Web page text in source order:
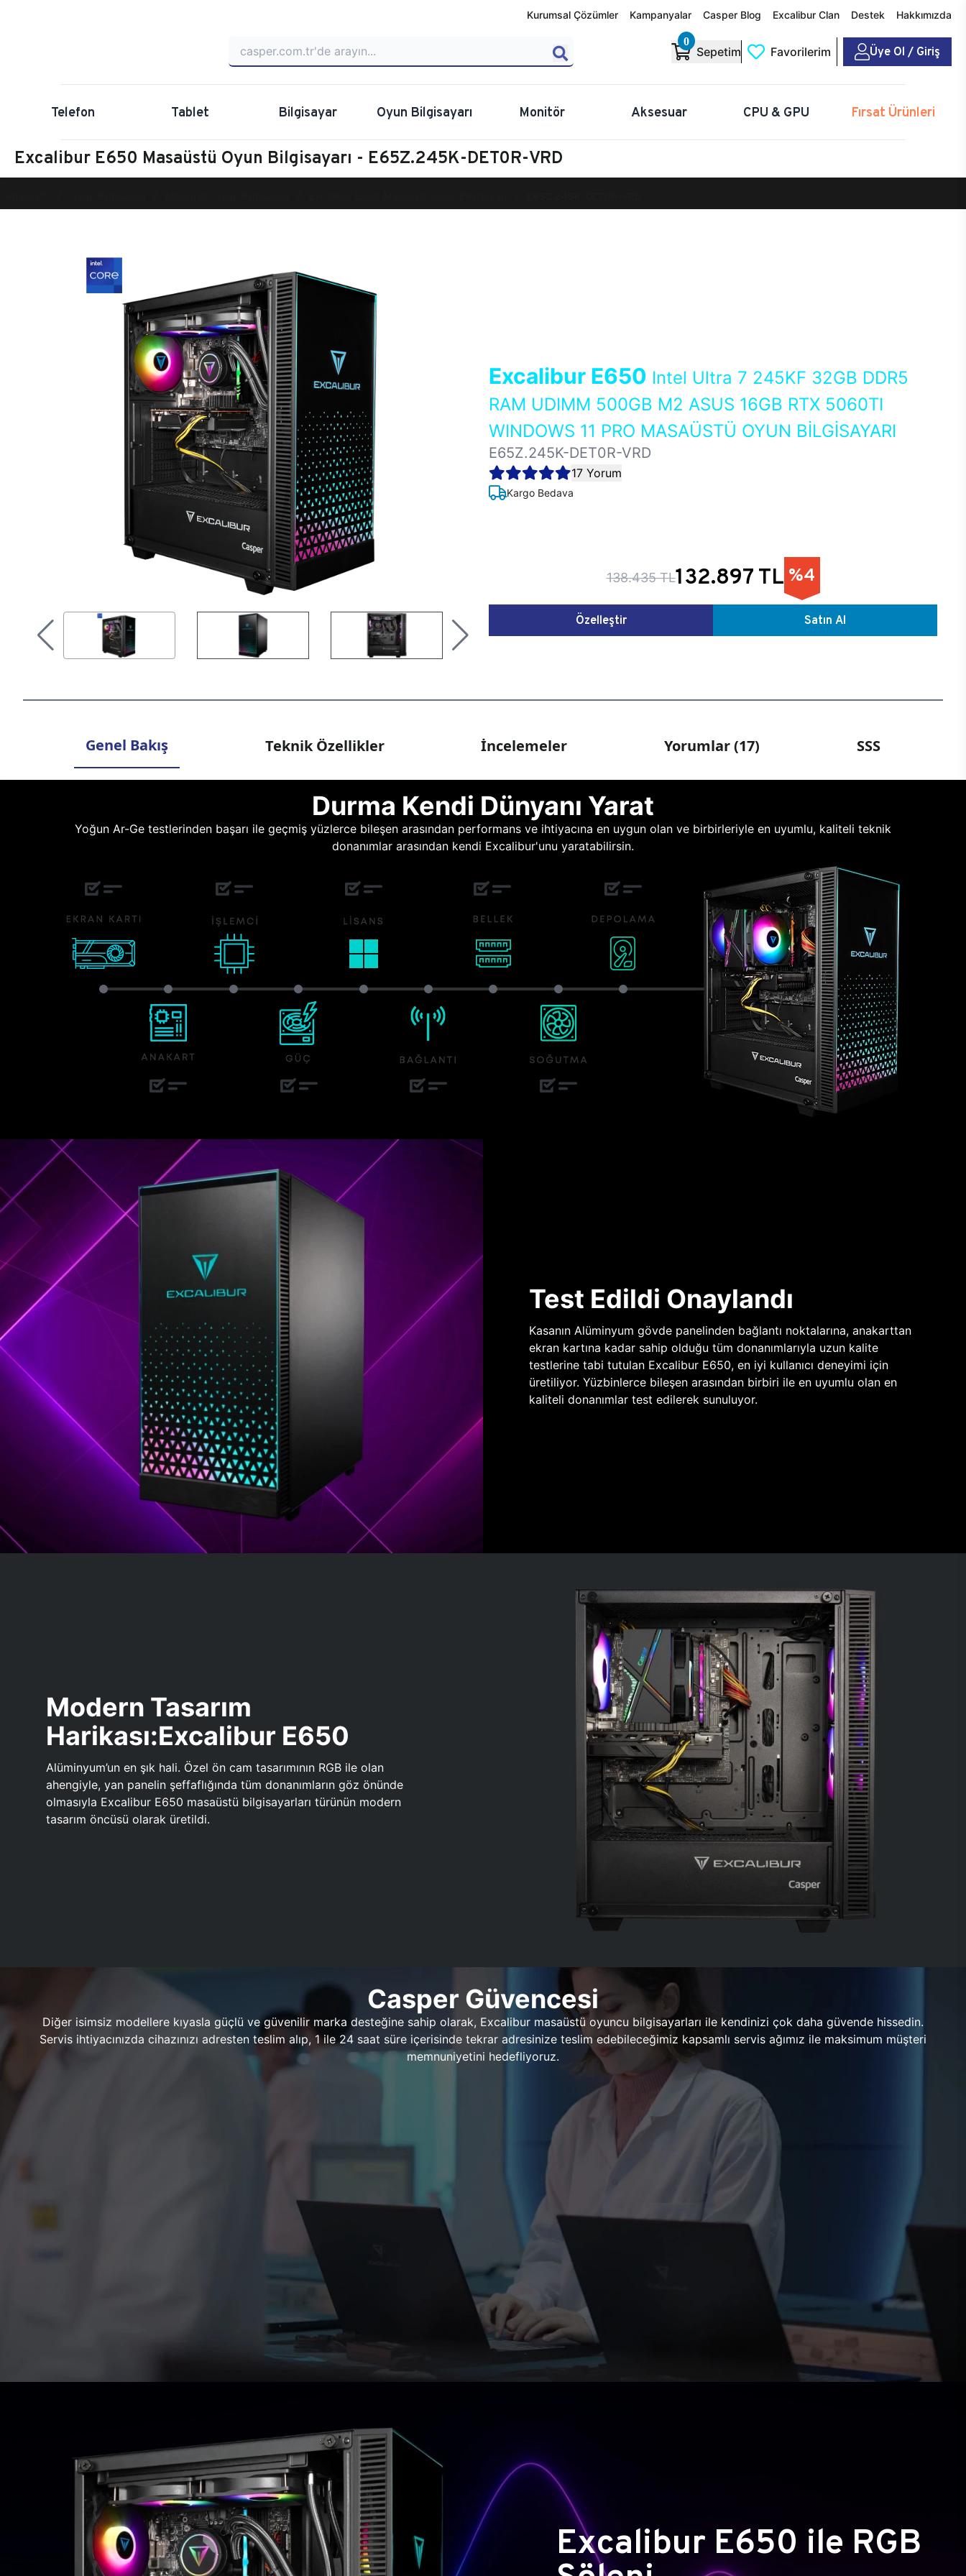
Kurumsal Çözümler Kampanyalar Casper Blog Excalibur Clan Destek Hakkımızda
0
Sepetim Favorilerim Üye Ol / Giriş
Telefon Tablet Bilgisayar Oyun Bilgisayarı Monitör Aksesuar CPU & GPU Fırsat Ürünleri
Excalibur E650 Masaüstü Oyun Bilgisayarı - E65Z.245K-DET0R-VRD
Excalibur E650 Intel Ultra 7 245KF 32GB DDR5
RAM UDIMM 500GB M2 ASUS 16GB RTX 5060TI
WINDOWS 11 PRO MASAÜSTÜ OYUN BİLGİSAYARI
E65Z.245K-DET0R-VRD
17 Yorum
Kargo Bedava
138.435 TL132.897 TL %4
Özelleştir Satın Al
Genel Bakış Teknik Özellikler İncelemeler Yorumlar (17) SSS
Durma Kendi Dünyanı Yarat
Yoğun Ar-Ge testlerinden başarı ile geçmiş yüzlerce bileşen arasından performans ve ihtiyacına en uygun olan ve birbirleriyle en uyumlu, kaliteli teknik
donanımlar arasından kendi Excalibur'unu yaratabilirsin.
Test Edildi Onaylandı
Kasanın Alüminyum gövde panelinden bağlantı noktalarına, anakarttan
ekran kartına kadar sahip olduğu tüm donanımlarıyla uzun kalite
testlerine tabi tutulan Excalibur E650, en iyi kullanıcı deneyimi için
üretiliyor. Yüzbinlerce bileşen arasından birbiri ile en uyumlu olan en
kaliteli donanımlar test edilerek sunuluyor.
Modern Tasarım
Harikası:Excalibur E650
Alüminyum’un en şık hali. Özel ön cam tasarımının RGB ile olan
ahengiyle, yan panelin şeffaflığında tüm donanımların göz önünde
olmasıyla Excalibur E650 masaüstü bilgisayarları türünün modern
tasarım öncüsü olarak üretildi.
Casper Güvencesi
Diğer isimsiz modellere kıyasla güçlü ve güvenilir marka desteğine sahip olarak, Excalibur masaüstü oyuncu bilgisayarları ile kendinizi çok daha güvende hissedin.
Servis ihtiyacınızda cihazınızı adresten teslim alıp, 1 ile 24 saat süre içerisinde tekrar adresinize teslim edebileceğimiz kapsamlı servis ağımız ile maksimum müşteri
memnuniyetini hedefliyoruz.
Excalibur E650 ile RGB